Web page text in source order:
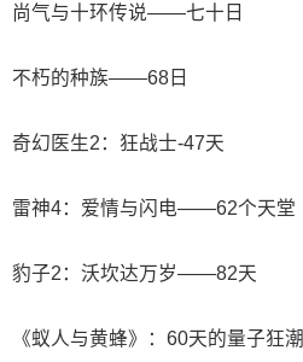
尚气与十环传说——七十日
不朽的种族——68日
奇幻医生2：狂战士-47天
雷神4：爱情与闪电——62个天堂
豹子2：沃坎达万岁——82天
《蚁人与黄蜂》：60天的量子狂潮